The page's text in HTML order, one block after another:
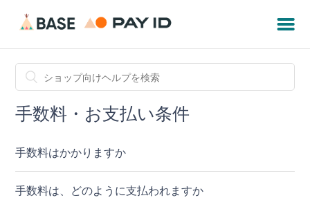
手数料・お支払い条件
手数料はかかりますか
手数料は、どのように支払われますか